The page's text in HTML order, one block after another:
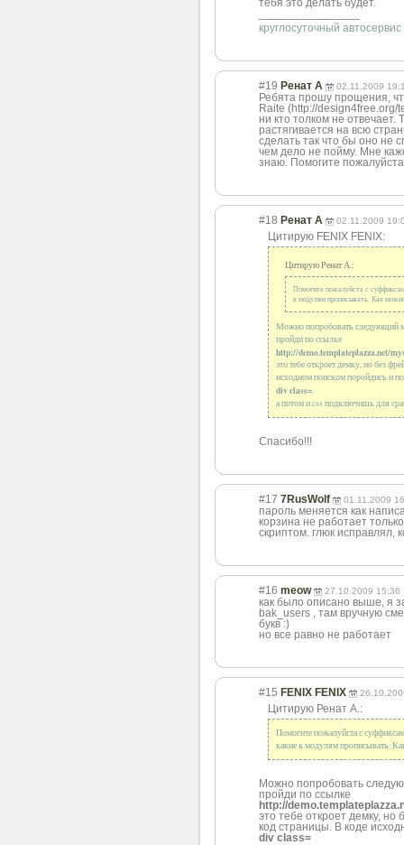
тебя это делать будет.
круглосуточный автосервис
#19 Ренат А 02.11.2009
Ребята прошу прощения,
Raite (http://
ни кто толком не отвечает.
растягивается на всю
сделать так что бы оно не
чем дело не пойму. Мне
знаю. Помогите
#18 Ренат А 02.11.2009
Цитирую FENIX FENIX:
Цитирую Ренат А.:
Помогите пожалуйста с
к модулям прописывать. Как
Можно попробовать следующий
пройди по ссылке
http://demo.templateplazza.net/
это тебе откроет демку, но без
исходном поиском поройдись и
div class=
а потом и css подключишь для
Спасибо!!!
#17 7RusWolf 01.11.2009
пароль меняется как
корзина не работает
скриптом. глюк исправлял,
#16 meow 27.10.2009 15:36
как было описано выше, я
bak_users , там вручную
букв :)
но все равно не работает
#15 FENIX FENIX
Цитирую Ренат А.:
Помогите пожалуйста с
какие к модулям прописывать.
Можно попробовать
пройди по ссылке
http://
это тебе откроет демку,
код страницы. В коде
div class=